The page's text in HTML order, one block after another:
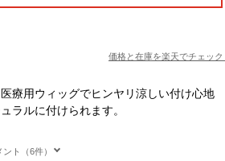
価格と在庫を楽天でチェック
療用ウィッグでヒンヤリ涼しい付け心地
ラルに付けられます。
ト（6件）